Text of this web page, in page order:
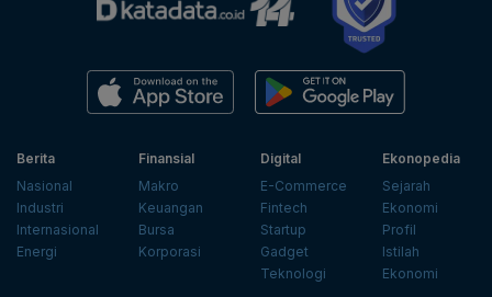
Berita
Nasional
Industri
Internasional
Energi
Finansial
Makro
Keuangan
Bursa
Korporasi
Digital
E-Commerce
Fintech
Startup
Gadget
Teknologi
Ekonopedia
Sejarah
Ekonomi
Profil
Istilah
Ekonomi